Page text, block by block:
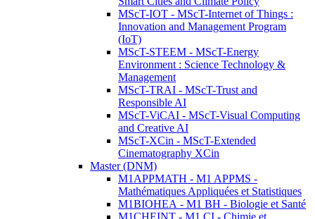
MScT-IOT - MScT-Internet of Things :
Innovation and Management Program
(IoT)
MScT-STEEM - MScT-Energy
Environment : Science Technology &
Management
MScT-TRAI - MScT-Trust and
Responsible AI
MScT-ViCAI - MScT-Visual Computing
and Creative AI
MScT-XCin - MScT-Extended
Cinematography XCin
Master (DNM)
M1APPMATH - M1 APPMS -
Mathématiques Appliquées et Statistiques
M1BIOHEA - M1 BH - Biologie et Santé
M1CHEINT - M1 CI - Chimie et